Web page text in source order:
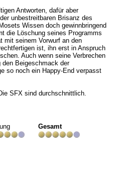
Antworten, dafür aber
unbestreitbaren Brisanz des
Wissen doch gewinnbringend
die Löschung seines Programms
mit seinem Vorwurf an den
ist, ihn erst in Anspruch
Auch wenn seine Verbrechen
Beigeschmack der
so noch ein Happy-End verpasst
SFX sind durchschnittlich.
Gesamt